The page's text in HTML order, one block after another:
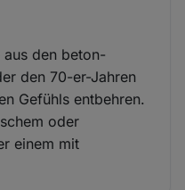
aus den beton-
den 70-er-Jahren
Gefühls entbehren.
oder
einem mit